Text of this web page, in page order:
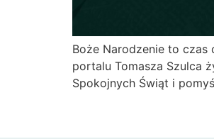
Boże Narodzenie to czas
portalu Tomasza Szulca
Spokojnych Świąt i